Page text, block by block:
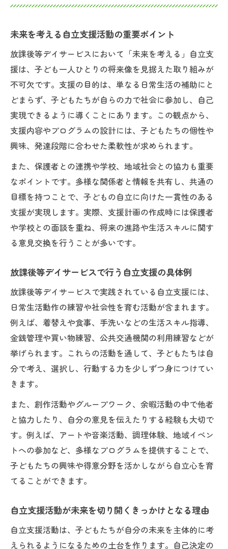
未来を考える自立支援活動の重要ポイント
放課後等デイサービスにおいて「未来を考える」自立支
援は、子ども一人ひとりの将来像を見据えた取り組みが
不可欠です。支援の目的は、単なる日常生活の補助にと
どまらず、子どもたちが自らの力で社会に参加し、自己
実現できるように導くことにあります。この観点から、
支援内容やプログラムの設計には、子どもたちの個性や
興味、発達段階に合わせた柔軟性が求められます。
また、保護者との連携や学校、地域社会との協力も重要
なポイントです。多様な関係者と情報を共有し、共通の
目標を持つことで、子どもの自立に向けた一貫性のある
支援が実現します。実際、支援計画の作成時には保護者
や学校との面談を重ね、将来の進路や生活スキルに関す
る意見交換を行うことが多いです。
放課後等デイサービスで行う自立支援の具体例
放課後等デイサービスで実践されている自立支援には、
日常生活動作の練習や社会性を育む活動が含まれます。
例えば、着替えや食事、手洗いなどの生活スキル指導、
金銭管理や買い物練習、公共交通機関の利用練習などが
挙げられます。これらの活動を通して、子どもたちは自
分で考え、選択し、行動する力を少しずつ身につけてい
きます。
また、創作活動やグループワーク、余暇活動の中で他者
と協力したり、自分の意見を伝えたりする経験も大切で
す。例えば、アートや音楽活動、調理体験、地域イベン
トへの参加など、多様なプログラムを提供することで、
子どもたちの興味や得意分野を活かしながら自立心を育
てることができます。
自立支援活動が未来を切り開くきっかけとなる理由
自立支援活動は、子どもたちが自分の未来を主体的に考
えられるようになるための土台を作ります。自己決定の